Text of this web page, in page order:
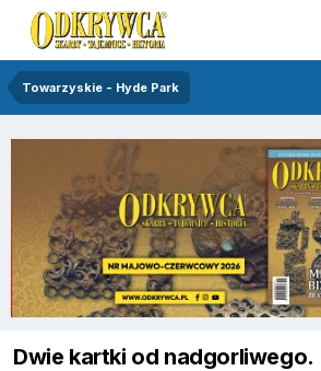
Towarzyskie - Hyde Park
Dwie kartki od nadgorliwego.